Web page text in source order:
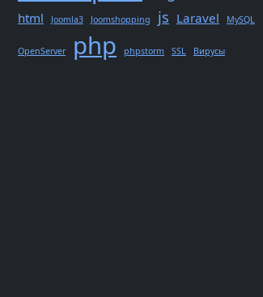
html
Joomla3 Joomshopping js Laravel MySQL
OpenServer php phpstorm SSL Вирусы